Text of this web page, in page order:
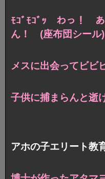
ﾓｺﾞﾓｺﾞｯ わっ！ あ
ん！ (座布団シール)
メスに出会ってビ
子供に捕まらんと
アホの子エリート教